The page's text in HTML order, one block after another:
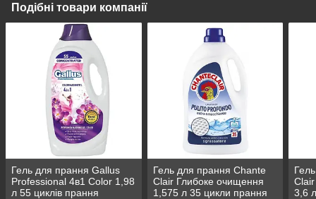
Подібні товари компанії
Гель для прання Gallus
Professional 4в1 Color 1,98
л 55 циклів прання
Гель для прання Chante
Clair Глибоке очищення
1,575 л 35 цикли прання
3,6